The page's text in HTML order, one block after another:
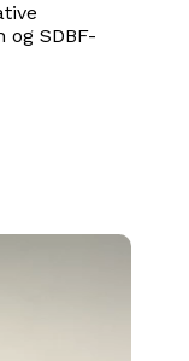
og SDBF-